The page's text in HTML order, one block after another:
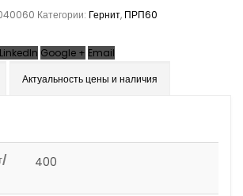
Категории: Гернит, ПРП60
LinkedIn Google + Email
Актуальность цены и наличия
400